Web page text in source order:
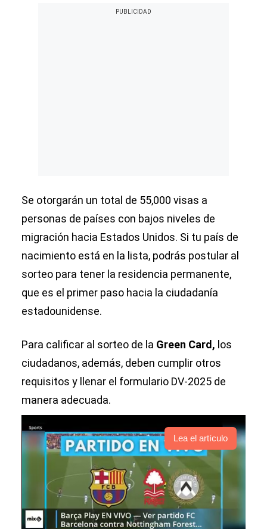
Se otorgarán un total de 55,000 visas a
personas de países con bajos niveles de
migración hacia Estados Unidos. Si tu país de
nacimiento está en la lista, podrás postular al
sorteo para tener la residencia permanente,
que es el primer paso hacia la ciudadanía
estadounidense.
Para calificar al sorteo de la Green Card, los
ciudadanos, además, deben cumplir otros
requisitos y llenar el formulario DV-2025 de
manera adecuada.
Lea el artículo